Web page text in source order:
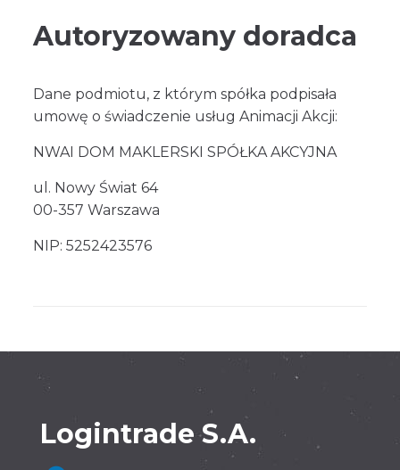
Autoryzowany doradca
Dane podmiotu, z którym spółka podpisała
umowę o świadczenie usług Animacji Akcji:
NWAI DOM MAKLERSKI SPÓŁKA AKCYJNA
ul. Nowy Świat 64
00-357 Warszawa
NIP: 5252423576
Logintrade S.A.